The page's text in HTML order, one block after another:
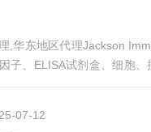
,华东地区代理Jackson
子、ELISA试剂盒、细胞、
抗、二抗、其产品吸附均
07-12